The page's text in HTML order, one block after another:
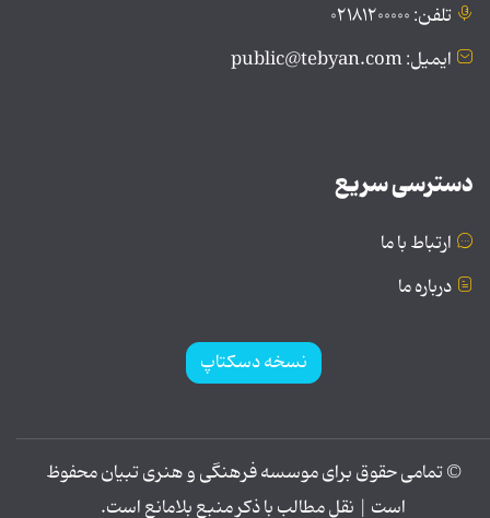
تلفن: ۰۲۱۸۱۲۰۰۰۰۰
ایمیل: public@tebyan.com
دسترسی سریع
ارتباط با ما
درباره ما
نسخه دسکتاپ
© تمامی حقوق برای موسسه فرهنگی و هنری تبیان محفوظ
است | نقل مطالب با ذکر منبع بلامانع است.